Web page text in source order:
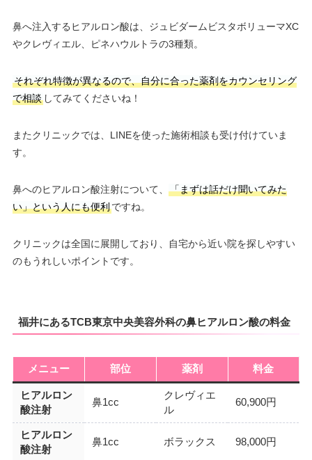
鼻へ注入するヒアルロン酸は、ジュビダームビスタボリューマXC
やクレヴィエル、ピネハウルトラの3種類。
それぞれ特徴が異なるので、自分に合った薬剤をカウンセリング
で相談してみてくださいね！
またクリニックでは、LINEを使った施術相談も受け付けていま
す。
鼻へのヒアルロン酸注射について、
「まずは話だけ聞いてみた
い」という人にも便利ですね。
クリニックは全国に展開しており、自宅から近い院を探しやすい
のもうれしいポイントです。
福井にあるTCB東京中央美容外科の鼻ヒアルロン酸の料金
メニュー 部位 薬剤 料金
ヒアルロン
酸注射
鼻1cc
クレヴィエ
ル
60,900円
ヒアルロン
酸注射
鼻1cc ボラックス 98,000円